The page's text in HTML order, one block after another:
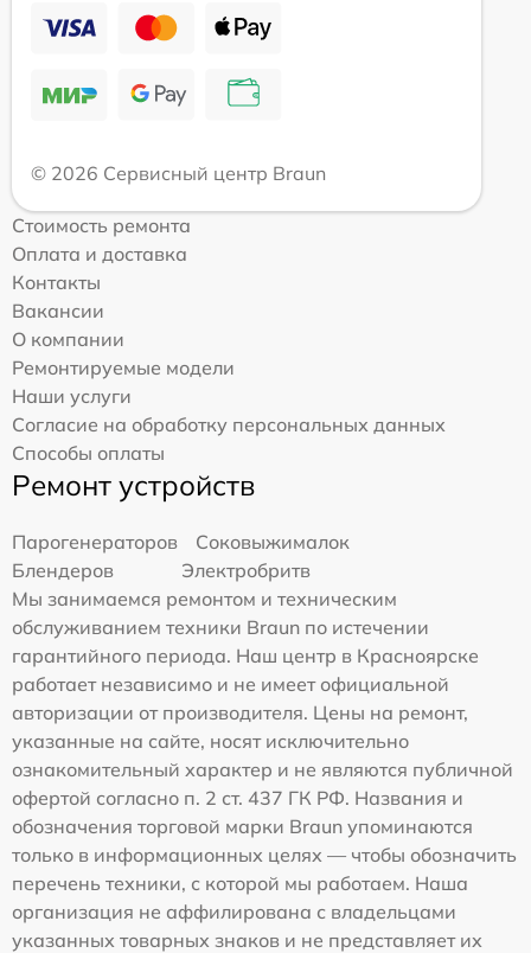
© 2026 Сервисный центр Braun
Стоимость ремонта
Оплата и доставка
Контакты
Вакансии
О компании
Ремонтируемые модели
Наши услуги
Согласие на обработку персональных данных
Способы оплаты
Ремонт устройств
Парогенераторов
Соковыжималок
Блендеров
Электробритв
Мы занимаемся ремонтом и техническим
обслуживанием техники Braun по истечении
гарантийного периода. Наш центр в Красноярске
работает независимо и не имеет официальной
авторизации от производителя. Цены на ремонт,
указанные на сайте, носят исключительно
ознакомительный характер и не являются публичной
офертой согласно п. 2 ст. 437 ГК РФ. Названия и
обозначения торговой марки Braun упоминаются
только в информационных целях — чтобы обозначить
перечень техники, с которой мы работаем. Наша
организация не аффилирована с владельцами
указанных товарных знаков и не представляет их